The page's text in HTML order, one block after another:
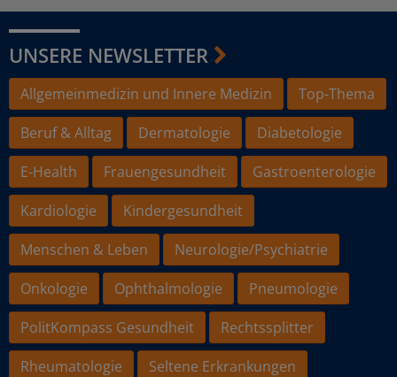
UNSERE NEWSLETTER
Allgemeinmedizin und Innere Medizin
Top-Thema
Beruf & Alltag
Dermatologie
Diabetologie
E-Health
Frauengesundheit
Gastroenterologie
Kardiologie
Kindergesundheit
Menschen & Leben
Neurologie/Psychiatrie
Onkologie
Ophthalmologie
Pneumologie
PolitKompass Gesundheit
Rechtssplitter
Rheumatologie
Seltene Erkrankungen